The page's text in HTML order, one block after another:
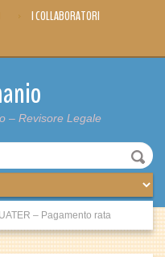
I COLLABORATORI
– Revisore Legale
– Pagamento rata